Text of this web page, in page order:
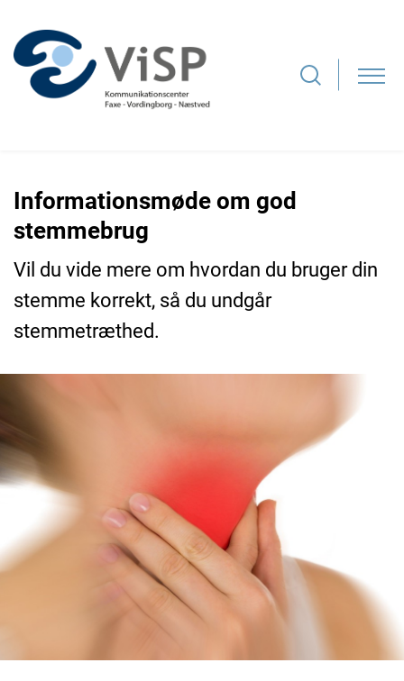
Informationsmøde om god
stemmebrug
Vil du vide mere om hvordan du bruger din
stemme korrekt, så du undgår
stemmetræthed.